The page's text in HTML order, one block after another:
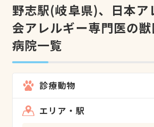
野志駅(岐阜県)、日本ア
会アレルギー専門医の
病院一覧
診療動物
エリア・駅